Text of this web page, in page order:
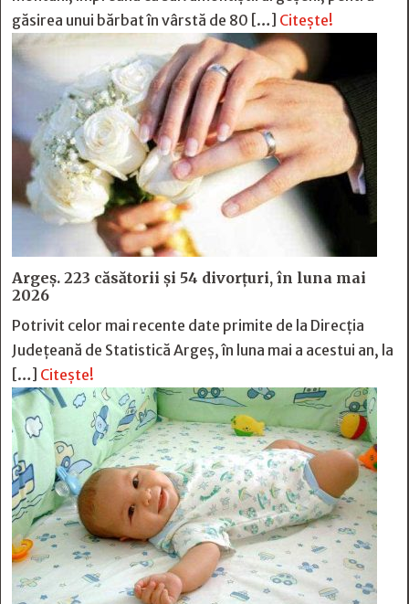
găsirea unui bărbat în vârstă de 80 […] Citește!
Argeș. 223 căsătorii și 54 divorțuri, în luna mai
2026
Potrivit celor mai recente date primite de la Direcția
Județeană de Statistică Argeș, în luna mai a acestui an, la
[…] Citește!